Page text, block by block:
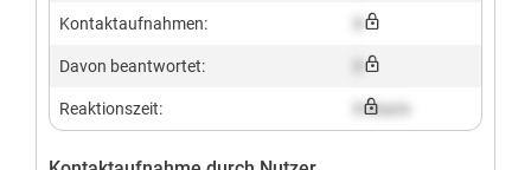
Kontaktaufnahmen:
Davon beantwortet:
Reaktionszeit: X hours